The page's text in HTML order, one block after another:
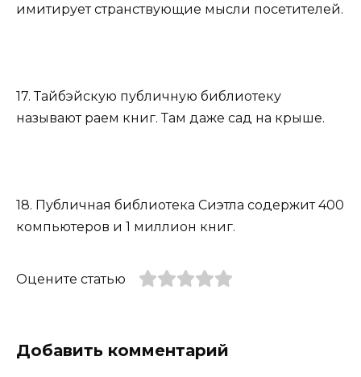
имитирует странствующие мысли посетителей.
17. Тайбэйскую публичную библиотеку
называют раем книг. Там даже сад на крыше.
18. Публичная библиотека Сиэтла содержит 400
компьютеров и 1 миллион книг.
Оцените статью
Добавить комментарий